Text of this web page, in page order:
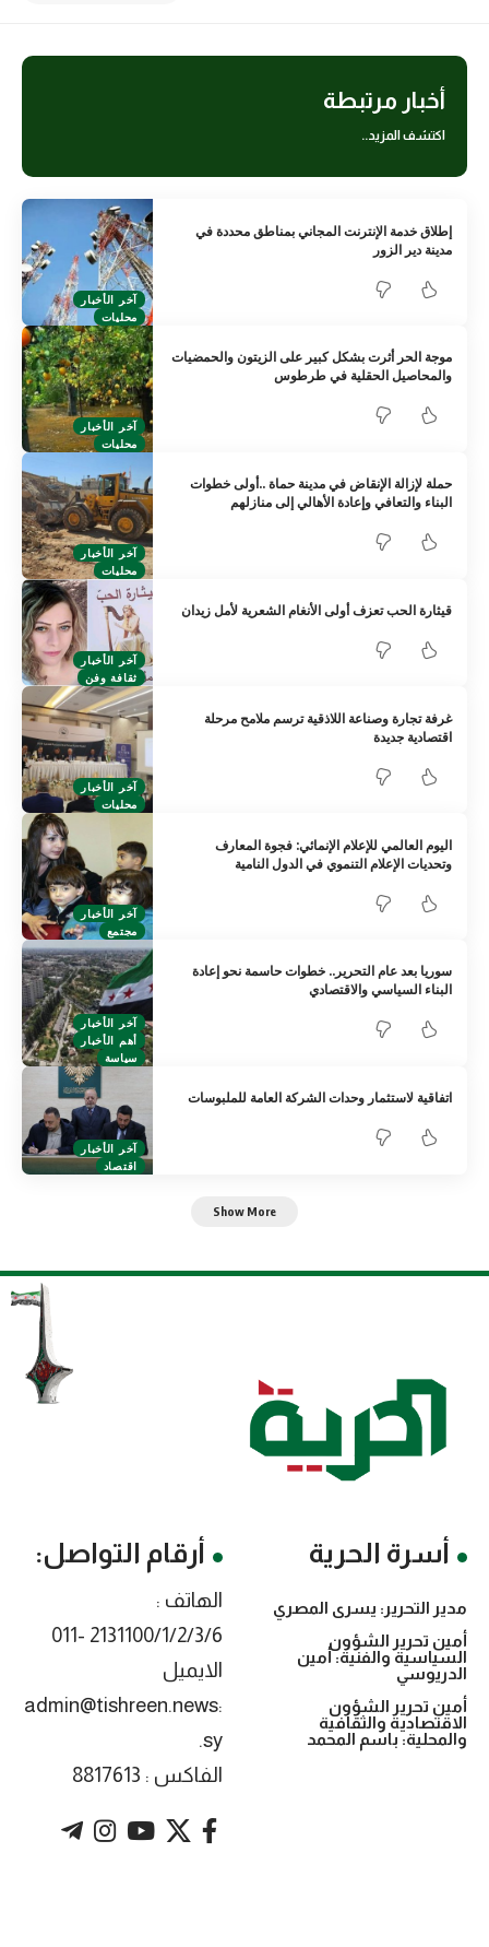
أخبار مرتبطة
اكتشف المزيد..
آخر الأخبار
محليات
إطلاق خدمة الإنترنت المجاني بمناطق محددة في
مدينة دير الزور
آخر الأخبار
محليات
موجة الحر أثرت بشكل كبير على الزيتون والحمضيات
والمحاصيل الحقلية في طرطوس
آخر الأخبار
محليات
حملة لإزالة الإنقاض في مدينة حماة ..أولى خطوات
البناء والتعافي وإعادة الأهالي إلى منازلهم
آخر الأخبار
ثقافة وفن
قيثارة الحب تعزف أولى الأنغام الشعرية لأمل زيدان
آخر الأخبار
محليات
غرفة تجارة وصناعة اللاذقية ترسم ملامح مرحلة
اقتصادية جديدة
آخر الأخبار
مجتمع
اليوم العالمي للإعلام الإنمائي: فجوة المعارف
وتحديات الإعلام التنموي في الدول النامية
آخر الأخبار
أهم الأخبار
سياسة
سوريا بعد عام التحرير.. خطوات حاسمة نحو إعادة
البناء السياسي والاقتصادي
آخر الأخبار
اقتصاد
اتفاقية لاستثمار وحدات الشركة العامة للملبوسات
Show More
أسرة الحرية
مدير التحرير: يسرى المصري
أمين تحرير الشؤون
السياسية والفنية: أمين
الدريوسي
أمين تحرير الشؤون
الاقتصادية والثقافية
والمحلية: باسم المحمد
أرقام التواصل:
الهاتف :
2131100/1/2/3/6 -011
الايميل
:admin@tishreen.news
.sy
الفاكس : 8817613